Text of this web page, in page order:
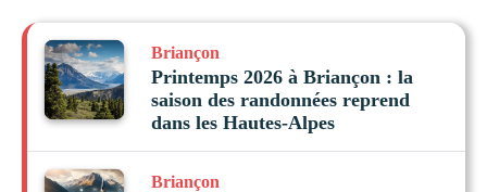
Briançon
Printemps 2026 à Briançon : la
saison des randonnées reprend
dans les Hautes-Alpes
Briançon